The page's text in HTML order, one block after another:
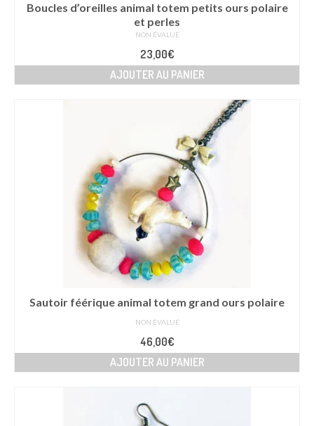
Boucles d’oreilles animal totem petits ours polaire
et perles
NON ÉVALUÉ
23,00€
AJOUTER AU PANIER
Sautoir féérique animal totem grand ours polaire
NON ÉVALUÉ
46,00€
AJOUTER AU PANIER